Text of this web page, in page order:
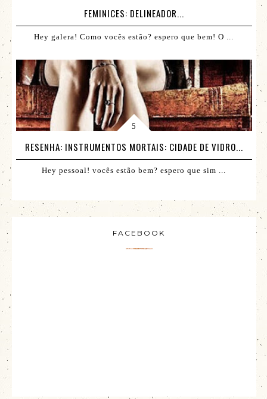
FEMINICES: DELINEADOR...
Hey galera! Como vocês estão? espero que bem! O ...
RESENHA: INSTRUMENTOS MORTAIS: CIDADE DE VIDRO...
Hey pessoal! vocês estão bem? espero que sim ...
FACEBOOK